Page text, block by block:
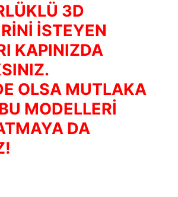
3D
İSTEYEN
KAPINIZDA
OLSA MUTLAKA
MODELLERİ
DA